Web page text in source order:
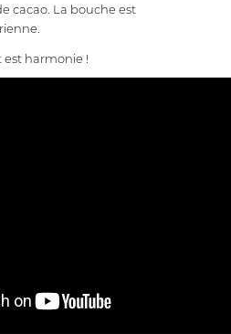
cacao. La bouche est
harmonie !